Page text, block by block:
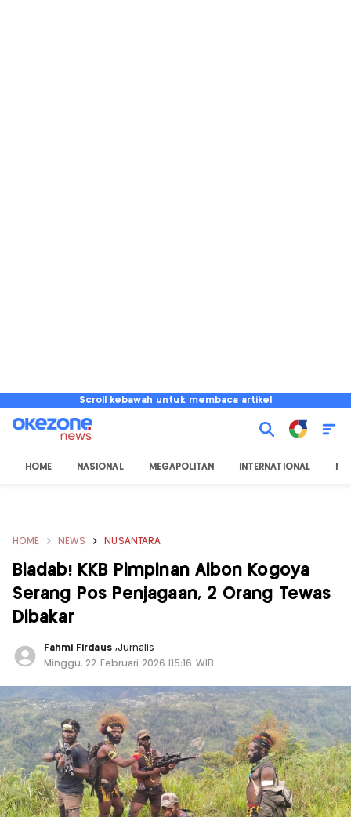
Scroll kebawah untuk membaca artikel
HOME NASIONAL MEGAPOLITAN INTERNATIONAL
HOME NEWS NUSANTARA
Biadab! KKB Pimpinan Aibon Kogoya
Serang Pos Penjagaan, 2 Orang Tewas
Dibakar
Fahmi Firdaus ,Jurnalis
Minggu, 22 Februari 2026 |15:16 WIB